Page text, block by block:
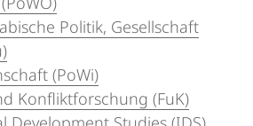
Politik, Gesellschaft
(PoWi)
Konfliktforschung (FuK)